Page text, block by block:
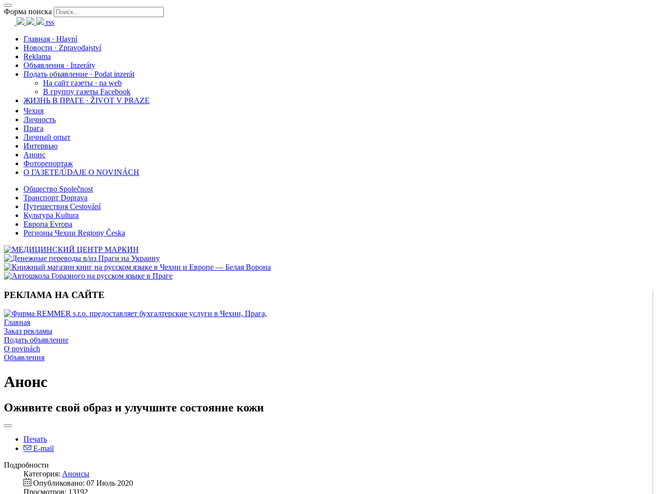
Форма поиска
rss
Главная · Hlavní
Новости · Zpravodajství
Reklama
Объявления · Inzeráty
Подать объявление · Podat inzerát
На сайт газеты · na web
В группу газеты Facebook
ЖИЗНЬ В ПРАГЕ · ŽIVOT V PRAZE
Чехия
Личность
Прага
Личный опыт
Интервью
Анонс
Фоторепортаж
О ГАЗЕТЕ/ÚDAJE O NOVINÁCH
Общество Společnost
Транспорт Doprava
Путешествия Cestování
Культура Kultura
Европа Evropa
Регионы Чехии Regiony Česka
РЕКЛАМА НА САЙТЕ
Главная
Заказ рекламы
Подать объявление
O novinách
Объявления
Анонс
Оживите свой образ и улучшите состояние кожи
Печать
E-mail
Подробности
Категория: Анонсы
Опубликовано: 07 Июль 2020
Просмотров: 13192